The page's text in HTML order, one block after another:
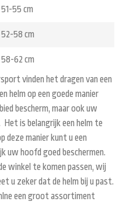
51-55 cm
52-58 cm
58-62 cm
vinden het dragen van een
helm op een goede manier
bescherm, maar ook uw
Het is belangrijk een helm te
deze manier kunt u een
uw hoofd goed beschermen.
winkel te komen passen, wij
u zeker dat de helm bij u past.
een groot assortiment